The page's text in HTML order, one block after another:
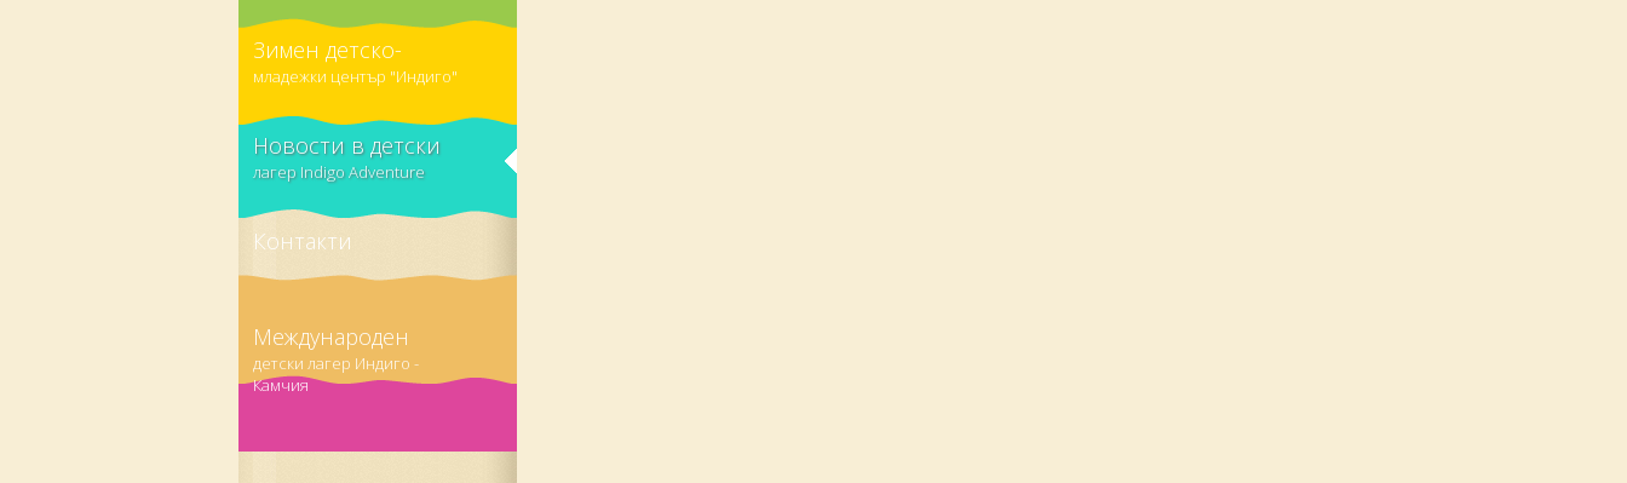
Зимен детско-
младежки център "Индиго"
Новости в детски
лагер Indigo Adventure
Контакти
Международен
детски лагер Индиго -
Камчия